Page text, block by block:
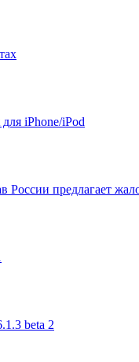
iPhone/iPod
России предлагает
beta 2